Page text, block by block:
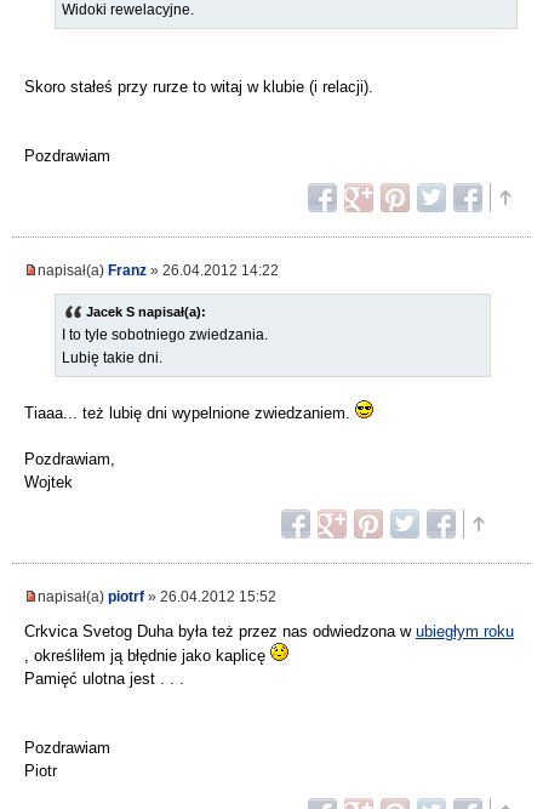
Widoki rewelacyjne.
Skoro stałeś przy rurze to witaj w klubie (i relacji).
Pozdrawiam
napisał(a) Franz » 26.04.2012 14:22
Jacek S napisał(a):
I to tyle sobotniego zwiedzania.
Lubię takie dni.
Tiaaa... też lubię dni wypelnione zwiedzaniem.
Pozdrawiam,
Wojtek
napisał(a) piotrf » 26.04.2012 15:52
Crkvica Svetog Duha była też przez nas odwiedzona w ubiegłym roku
, określiłem ją błędnie jako kaplicę
Pamięć ulotna jest . . .
Pozdrawiam
Piotr